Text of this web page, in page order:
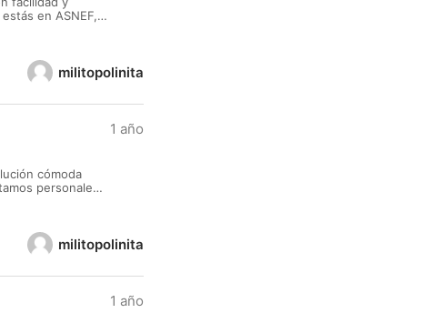
militopolinita
en ASNEF,
militopolinita
1 año
cómoda
personales
1 año